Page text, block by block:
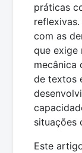
práticas
com as
que exige
mecânica
de textos
situações
Este